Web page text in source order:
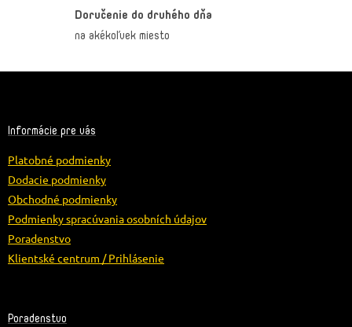
Doručenie do druhého dňa
na akékoľvek miesto
Z
Informácie pre vás
Platobné podmienky
Dodacie podmienky
Obchodné podmienky
Podmienky spracúvania osobních údajov
Poradenstvo
Klientské centrum / Prihlásenie
Poradenstvo